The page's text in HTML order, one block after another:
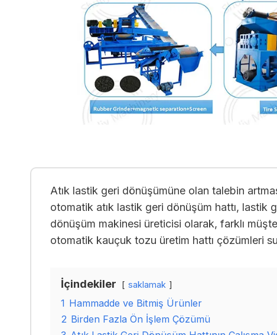
Atık lastik geri dönüşümüne olan talebin
otomatik atık lastik geri dönüşüm hattı,
dönüşüm makinesi üreticisi olarak, farklı
otomatik kauçuk tozu üretim hattı çözümleri
İçindekiler saklamak
1 Hammadde ve Bitmiş Ürünler
2 Birden Fazla Ön İşlem Çözümü